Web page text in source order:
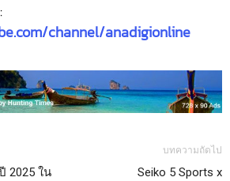
:
channel/anadigionline
2025 ใน
บทความถัดไป
Seiko 5 Sports x